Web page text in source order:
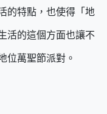
的特點，也使得「地
活的這個方面也讓不
位萬聖節派對。